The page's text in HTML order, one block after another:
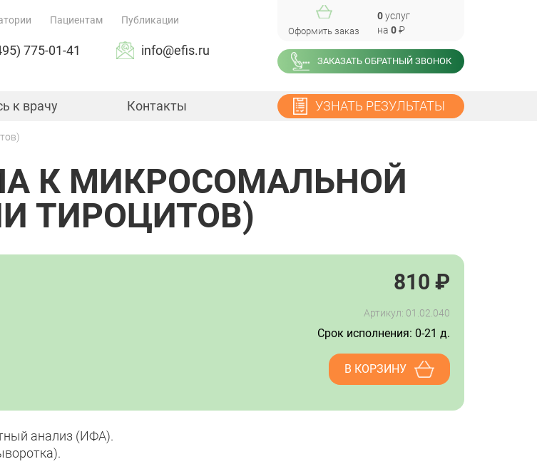
Пациентам Публикации
775-01-41 info@efis.ru
Оформить заказ
0услуг
на 0₽
ЗАКАЗАТЬ ОБРАТНЫЙ ЗВОНОК
к врачу Контакты УЗНАТЬ РЕЗУЛЬТАТЫ
К МИКРОСОМАЛЬНОЙ
ТИРОЦИТОВ)
810 ₽
Артикул: 01.02.040
Срок исполнения: 0-21 д.
В КОРЗИНУ
анализ (ИФА).